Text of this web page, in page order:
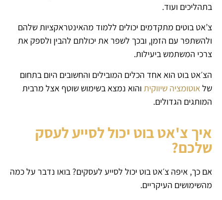
בתהליכים ועוד.
צ’אט בוטים מתקדמים יכולים ללמוד מהאינטראקציות שלהם
ולהשתפר עם הזמן, ובכך לשפר את יכולתם להבין ולספק את
צרכי המשתמש ביעילות.
הצ׳אט בוט הוא אחד הכלים המובילים והחשובים היום בתחום
שלאוטומציה שיווקית והוא נמצא בשימוש שוטף אצל מרבית
המותגים הגדולים.
איך צ'אט בוט יכול לסייע לעסק
שלכם?
אם כך, איפה צ׳אט בוט יכול לסייע לעסקים? בואו נדבר על כמה
מהשימושים העיקריים.